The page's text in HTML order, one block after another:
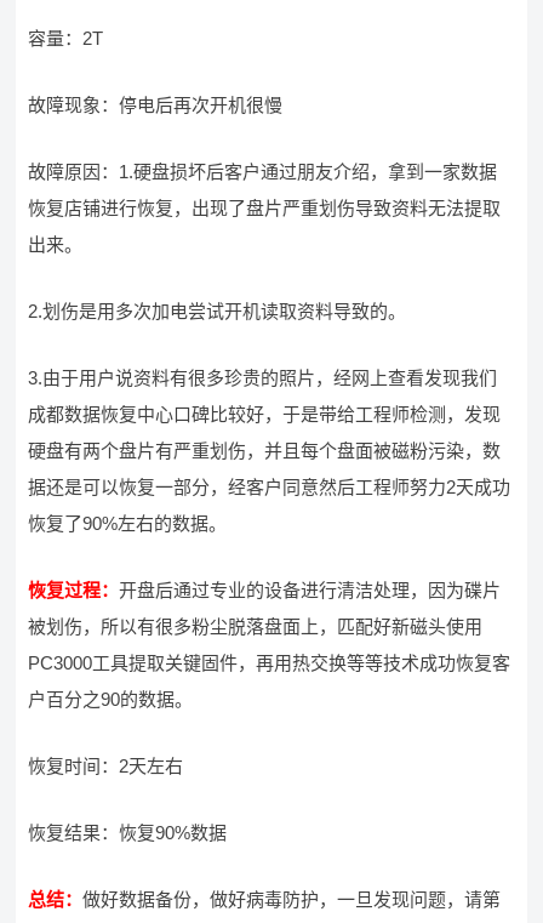
容量：2T
故障现象：停电后再次开机很慢
故障原因：1.硬盘损坏后客户通过朋友介绍，拿到一家数据
恢复店铺进行恢复，出现了盘片严重划伤导致资料无法提取
出来。
2.划伤是用多次加电尝试开机读取资料导致的。
3.由于用户说资料有很多珍贵的照片，经网上查看发现我们
成都数据恢复中心口碑比较好，于是带给工程师检测，发现
硬盘有两个盘片有严重划伤，并且每个盘面被磁粉污染，数
据还是可以恢复一部分，经客户同意然后工程师努力2天成功
恢复了90%左右的数据。
恢复过程：开盘后通过专业的设备进行清洁处理，因为碟片
被划伤，所以有很多粉尘脱落盘面上，匹配好新磁头使用
PC3000工具提取关键固件，再用热交换等等技术成功恢复客
户百分之90的数据。
恢复时间：2天左右
恢复结果：恢复90%数据
总结：做好数据备份，做好病毒防护，一旦发现问题，请第